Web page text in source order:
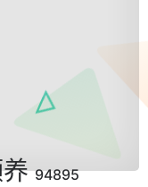
养94895